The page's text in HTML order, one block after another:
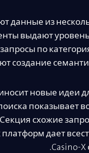
данные из
выдают
по
создание
новые идеи
показывает
схожие
дает
Casino-